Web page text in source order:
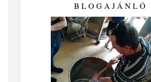
BLOGAJÁNLÓ